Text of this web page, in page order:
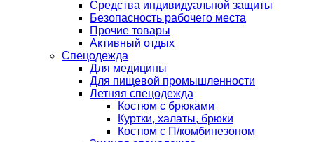
Средства индивидуальной защиты
Безопасность рабочего места
Прочие товары
Активный отдых
Спецодежда
Для медицины
Для пищевой промышленности
Летняя спецодежда
Костюм с брюками
Куртки, халаты, брюки
Костюм с П/комбинезоном